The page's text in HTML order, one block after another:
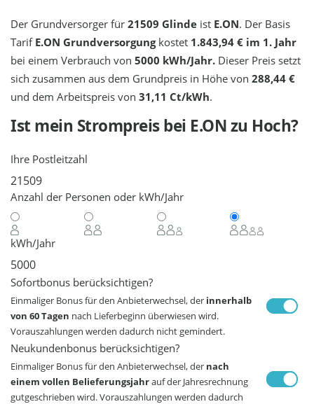
Der Grundversorger für21509 Glinde ist E.ON. Der Basis
Tarif E.ON Grundversorgungkostet 1.843,94 € im 1. Jahr
bei einem Verbrauch von5000 kWh/Jahr. Dieser Preis setzt
sich zusammen aus dem Grundpreis in Höhe von288,44 €
und dem Arbeitspreis von31,11 Ct/kWh.
Ist mein Strompreis bei E.ONzu Hoch?
Ihre Postleitzahl
Anzahl der Personen oder kWh/Jahr
kWh/Jahr
Sofortbonus berücksichtigen?
Einmaliger Bonus für den Anbieterwechsel, der innerhalb
von 60 Tagen nach Lieferbeginn überwiesen wird.
Vorauszahlungen werden dadurch nicht gemindert.
Neukundenbonus berücksichtigen?
Einmaliger Bonus für den Anbieterwechsel, der nach
einem vollen Belieferungsjahrauf der Jahresrechnung
gutgeschrieben wird. Vorauszahlungen werden dadurch